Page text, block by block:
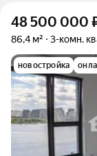
48 500 000
86,4 м² 3-комн.
новостройка